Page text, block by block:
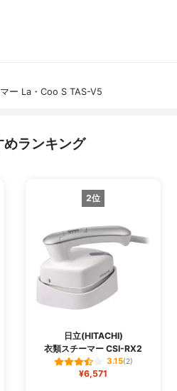
ー La・Coo S TAS-V5
ランキング
2位
日立(HITACHI)
衣類スチーマー CSI-RX2
3.15(2)
¥6,571